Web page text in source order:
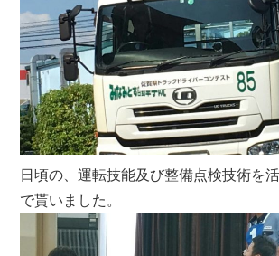
日頃の、運転技能及び整備点検技術を
で貰いました。